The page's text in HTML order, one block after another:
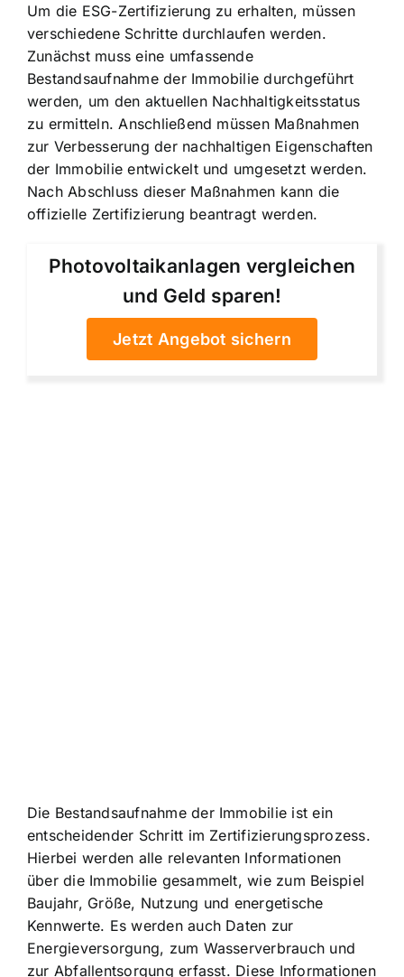
Um die ESG-Zertifizierung zu erhalten, müssen
verschiedene Schritte durchlaufen werden.
Zunächst muss eine umfassende
Bestandsaufnahme der Immobilie durchgeführt
werden, um den aktuellen Nachhaltigkeitsstatus
zu ermitteln. Anschließend müssen Maßnahmen
zur Verbesserung der nachhaltigen Eigenschaften
der Immobilie entwickelt und umgesetzt werden.
Nach Abschluss dieser Maßnahmen kann die
offizielle Zertifizierung beantragt werden.
Photovoltaikanlagen vergleichen
und Geld sparen!
Jetzt Angebot sichern
Die Bestandsaufnahme der Immobilie ist ein
entscheidender Schritt im Zertifizierungsprozess.
Hierbei werden alle relevanten Informationen
über die Immobilie gesammelt, wie zum Beispiel
Baujahr, Größe, Nutzung und energetische
Kennwerte. Es werden auch Daten zur
Energieversorgung, zum Wasserverbrauch und
zur Abfallentsorgung erfasst. Diese Informationen